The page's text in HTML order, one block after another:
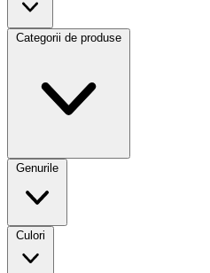
Categorii de produse
Genurile
Culori